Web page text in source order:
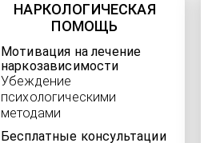
НАРКОЛОГИЧЕСКАЯ
ПОМОЩЬ
Мотивация на лечение
наркозависимости
Убеждение
психологическими
методами
Бесплатные консультации